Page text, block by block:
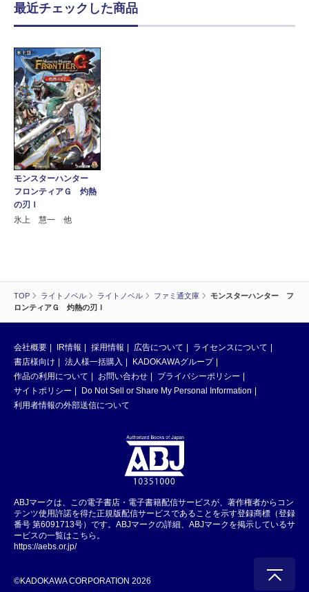
TOP ライトノベル ライトノベル ファミ通文庫
モンスターハンター フ
ロンティアＧ 灼熱の刃Ｉ
最近チェックした商品
モンスターハンター
フロンティアＧ 灼熱
の刃Ｉ
氷上 慧一 他
会社概要 IR情報 採用情報 広告について
ライセンスについて
書店様向け
法人様一括購入
KADOKAWAグループ
作品の利用について
お問い合わせ
プライバシーポリシー
サイトポリシー
Do Not Sell or Share My Personal Information
利用者情報の外部送信について
ABJマークは、この電子書店・電子書籍配信サービスが、著作権者からコン
テンツ使用許諾を得た正規版配信サービスであることを示す登録商標（登録
番号 第6091713号）です。ABJマークの詳細、ABJマークを掲示しているサ
ービスの一覧はこちら。
https://aebs.or.jp/
©KADOKAWA CORPORATION 2026